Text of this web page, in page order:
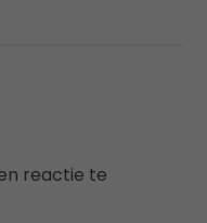
reactie te